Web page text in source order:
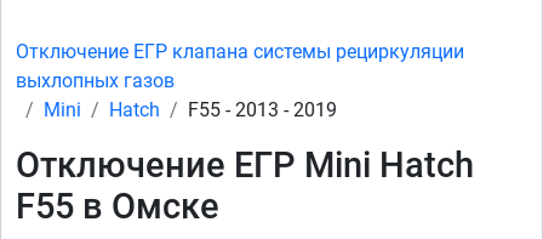
Отключение ЕГР клапана системы рециркуляции
выхлопных газов
Mini
Hatch F55 - 2013 - 2019
Отключение ЕГР Mini Hatch
F55 в Омске